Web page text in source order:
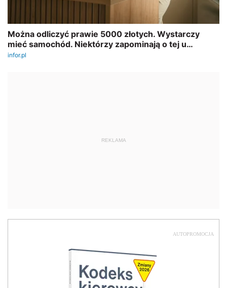
REKLAMA
AUTOPROMOCJA